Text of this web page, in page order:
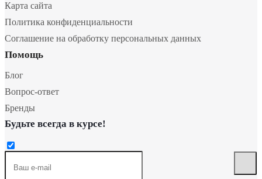
Карта сайта
Политика конфиденциальности
Соглашение на обработку персональных данных
Помощь
Блог
Вопрос-ответ
Бренды
Будьте всегда в курсе!